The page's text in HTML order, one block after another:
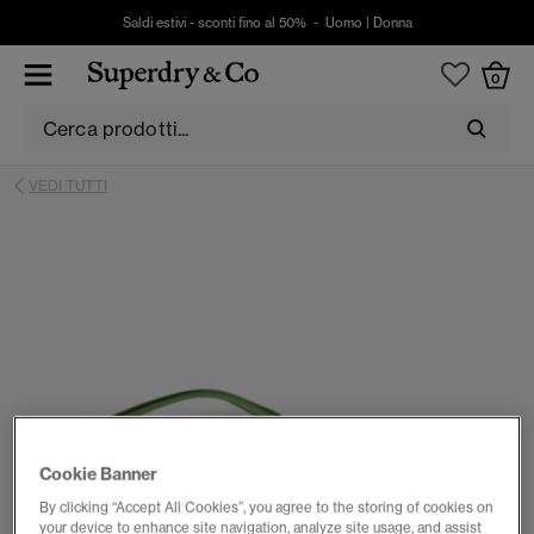
Saldi estivi - sconti fino al 50% - Uomo Donna
0
VEDI TUTTI
Cookie Banner
By clicking “Accept All Cookies”, you agree to the storing of cookies on
your device to enhance site navigation, analyze site usage, and assist